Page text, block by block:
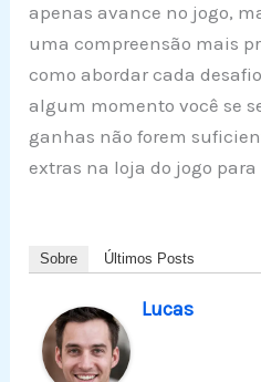
apenas avance no jogo,
uma compreensão mais
como abordar cada
algum momento você se
ganhas não forem
extras na loja do jogo
Sobre Últimos Posts
Lucas